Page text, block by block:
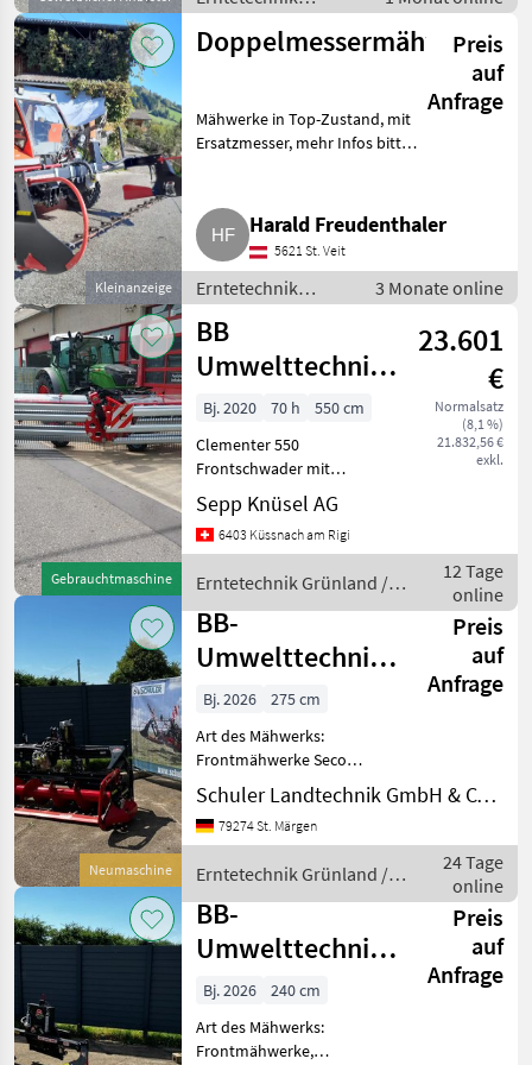
Grünland /
Mähwerke
Kleinanzeige
Doppelmessermähwerk
Preis
auf
Anfrage
Mähwerke in Top-Zustand, mit
Ersatzmesser, mehr Infos bitte
Harald Freudenthaler
5621 St. Veit
Erntetechnik
Grünland /
Mähwerke
3 Monate online
Gebrauchtmaschine
BB
Umwelttechnik
Clementer 550
Frontschwader
23.601
€
Normalsatz
(8,1 %)
21.832,56 €
exkl.
Bj. 2020 70 h
550 cm
Clementer 550
Frontschwader mit
Ueberwurfschutz
Windschutz Seitliche
Entlastungsfeder
Aufsteckpumpe 1000 U/min
links Traktor Erntetechnik
Sepp Knüsel AG
6403 Küssnach am Rigi
Erntetechnik Grünland /
BB Umwelttechnik
12 Tage
online
Neumaschine
BB-
Umwelttechnik
Seco Duplex 275
F ECO
Preis
auf
Anfrage
Bj. 2026
275 cm
Art des Mähwerks:
Frontmähwerke Seco
Duplex 275 F ECO mit
Schwadzusammenführung
Hardox Gleitkufen
ein Satz frei wählbar) ■
Weiste-Dreiecks
Schuler Landtechnik GmbH & CO KG
79274 St. Märgen
Erntetechnik Grünland /
BB Umwelttechnik
24 Tage
online
BB-
Umwelttechnik
Seco Duplex 240
F PICO
Preis
auf
Anfrage
Bj. 2026
240 cm
Art des Mähwerks:
Frontmähwerke,